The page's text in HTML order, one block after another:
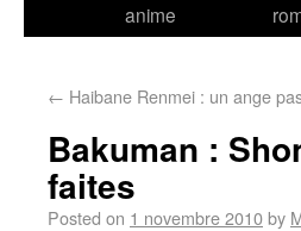
anime
← Haibane Renmei : un ange
Bakuman :
faites
Posted on 1 novembre 2010by